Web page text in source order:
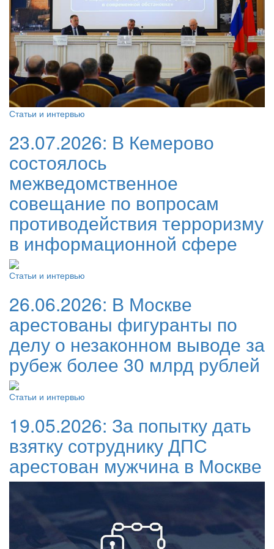
Статьи и интервью
23.07.2026: В Кемерово
состоялось
межведомственное
совещание по вопросам
противодействия терроризму
в информационной сфере
Статьи и интервью
26.06.2026: В Москве
арестованы фигуранты по
делу о незаконном выводе за
рубеж более 30 млрд рублей
Статьи и интервью
19.05.2026: За попытку дать
взятку сотруднику ДПС
арестован мужчина в Москве